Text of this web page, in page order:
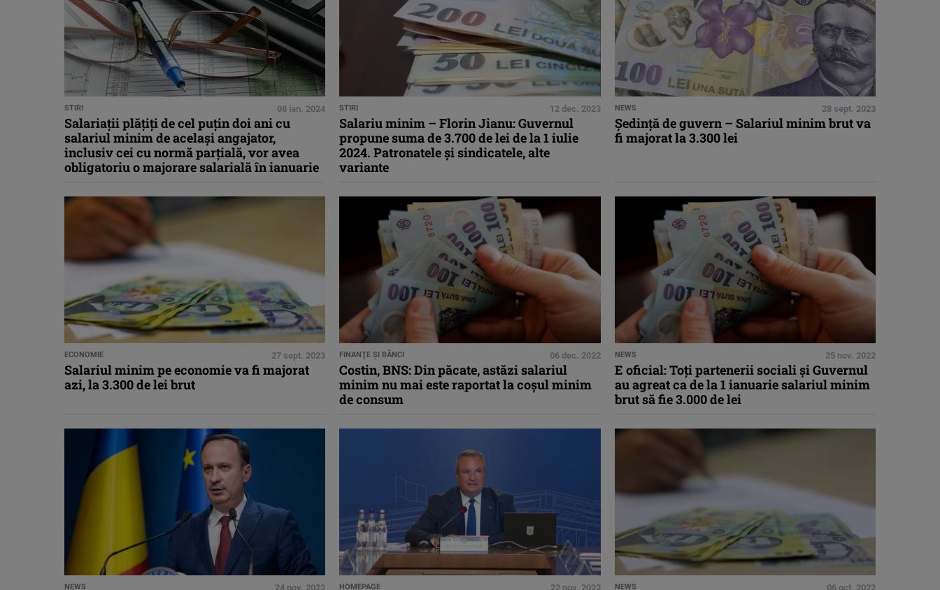
STIRI 08 ian. 2024
Salariaţii plăţiţi de cel puţin doi ani cu
salariul minim de acelaşi angajator,
inclusiv cei cu normă parţială, vor avea
obligatoriu o majorare salarială în ianuarie
STIRI 12 dec. 2023
Salariu minim – Florin Jianu: Guvernul
propune suma de 3.700 de lei de la 1 iulie
2024. Patronatele şi sindicatele, alte
variante
NEWS 28 sept. 2023
Şedinţă de guvern – Salariul minim brut va
fi majorat la 3.300 lei
ECONOMIE 27 sept. 2023
Salariul minim pe economie va fi majorat
azi, la 3.300 de lei brut
FINANŢE ŞI BĂNCI 06 dec. 2022
Costin, BNS: Din păcate, astăzi salariul
minim nu mai este raportat la coşul minim
de consum
NEWS 25 nov. 2022
E oficial: Toţi partenerii sociali şi Guvernul
au agreat ca de la 1 ianuarie salariul minim
brut să fie 3.000 de lei
NEWS 24 nov. 2022 HOMEPAGE 22 nov. 2022 NEWS 06 oct. 2022